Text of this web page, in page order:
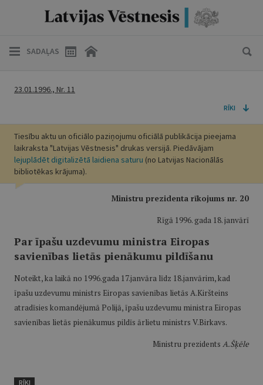
SADAĻAS
23.01.1996., Nr. 11
RĪKI
Tiesību aktu un oficiālo paziņojumu oficiālā publikācija pieejama
laikraksta "Latvijas Vēstnesis" drukas versijā. Piedāvājam
lejuplādēt digitalizētā laidiena saturu (no Latvijas Nacionālās
bibliotēkas krājuma).
Ministru prezidenta rīkojums nr. 20
Rīgā 1996. gada 18. janvārī
Par īpašu uzdevumu ministra Eiropas
savienības lietās pienākumu pildīšanu
Noteikt, ka laikā no 1996.gada 17.janvāra līdz 18.janvārim, kad
īpašu uzdevumu ministrs Eiropas savienības lietās A.Kiršteins
atradīsies komandējumā Polijā, īpašu uzdevumu ministra Eiropas
savienības lietās pienākumus pildīs ārlietu ministrs V.Birkavs.
Ministru prezidents A.Šķēle
RĪKI